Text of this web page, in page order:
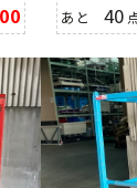
あと40